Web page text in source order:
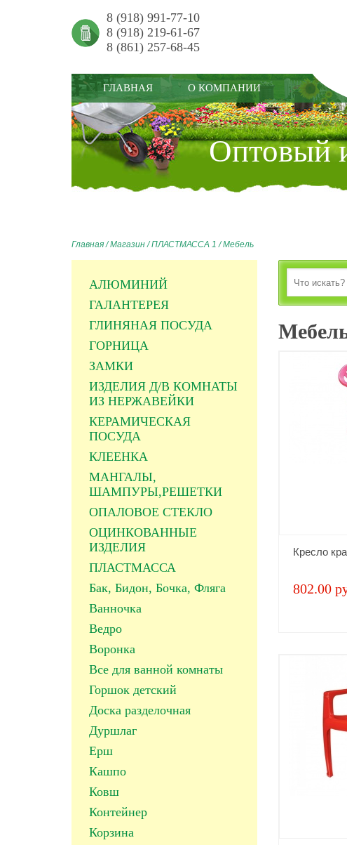
8 (918) 991-77-10
8 (918) 219-61-67
8 (861) 257-68-45
Оптовый
ГЛАВНАЯ О КОМПАНИИ
Главная/Магазин/ПЛАСТМАССА 1 /Мебель
АЛЮМИНИЙ
ГАЛАНТЕРЕЯ
ГЛИНЯНАЯ ПОСУДА
ГОРНИЦА
ЗАМКИ
ИЗДЕЛИЯ Д/В КОМНАТЫ
ИЗ НЕРЖАВЕЙКИ
КЕРАМИЧЕСКАЯ
ПОСУДА
КЛЕЕНКА
МАНГАЛЫ,
ШАМПУРЫ,РЕШЕТКИ
ОПАЛОВОЕ СТЕКЛО
ОЦИНКОВАННЫЕ
ИЗДЕЛИЯ
ПЛАСТМАССА
Бак, Бидон, Бочка, Фляга
Ванночка
Ведро
Воронка
Все для ванной комнаты
Горшок детский
Доска разделочная
Дуршлаг
Ерш
Кашпо
Ковш
Контейнер
Корзина
Кресло
802.00